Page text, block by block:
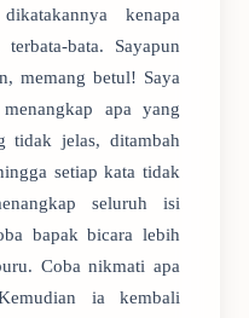
kenapa
bata. Sayapun
memang betul! Saya
apa yang
tidak jelas, ditambah
setiap kata tidak
seluruh isi
bapak bicara lebih
Coba nikmati apa
ia kembali